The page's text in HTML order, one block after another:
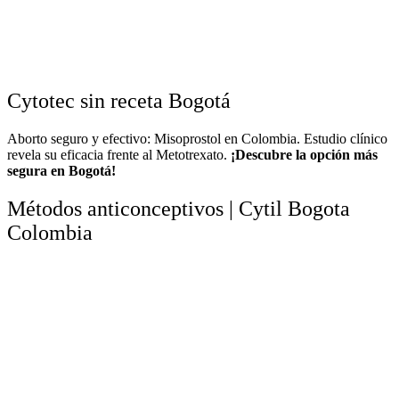
Cytotec sin receta Bogotá
Aborto seguro y efectivo: Misoprostol en Colombia. Estudio clínico
revela su eficacia frente al Metotrexato. ¡Descubre la opción más
segura en Bogotá!
Métodos anticonceptivos | Cytil Bogota
Colombia